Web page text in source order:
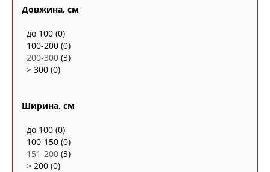
Довжина, см
до 100 (0)
100-200 (0)
200-300 (3)
> 300 (0)
Ширина, см
до 100 (0)
100-150 (0)
151-200 (3)
> 200 (0)